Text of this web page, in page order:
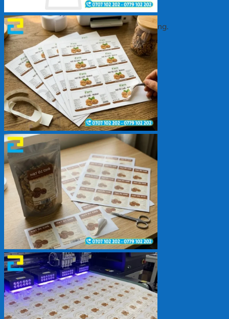
Chưa có sản phẩm trong giỏ hàng.
Quay trở lại cửa hàng
Giỏ hàng
Chưa có sản phẩm trong giỏ hàng.
Quay trở lại cửa hàng